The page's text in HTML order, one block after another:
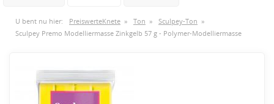
U bent nu hier: PreiswerteKnete » Ton » Sculpey-Ton »
Sculpey Premo Modelliermasse Zinkgelb 57 g - Polymer-Modelliermasse